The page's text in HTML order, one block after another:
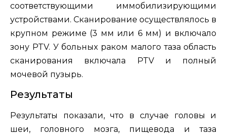
соответствующими иммобилизирующими
устройствами. Сканирование осуществлялось в
крупном режиме (3 мм или 6 мм) и включало
зону PTV. У больных раком малого таза область
сканирования включала PTV и полный
мочевой пузырь.
Результаты
Результаты показали, что в случае головы и
шеи, головного мозга, пищевода и таза